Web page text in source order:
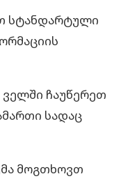
სტანდარტული
ველში ჩაუწერეთ
სადაც
მოგთხოვთ